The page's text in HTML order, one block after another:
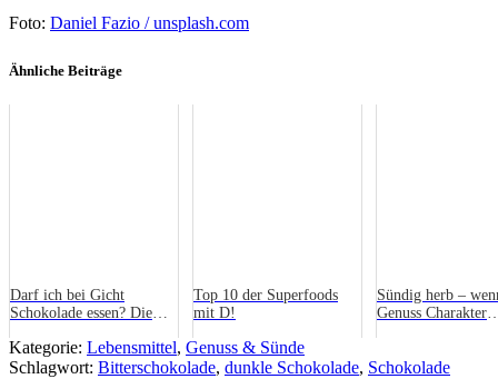
Foto: Daniel Fazio / unsplash.com
Ähnliche Beiträge
Darf ich bei Gicht
Schokolade essen? Die
Top 10 der Superfoods
mit D!
Sündig herb –
Genuss Charakter
Kategorie: Lebensmittel, Genuss & Sünde
Schlagwort: Bitterschokolade, dunkle Schokolade, Schokolade